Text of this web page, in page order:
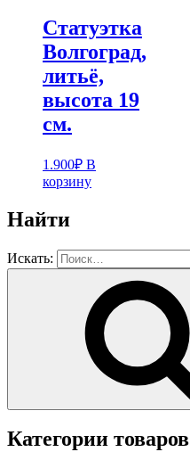
Статуэтка
Волгоград,
литьё,
высота 19
см.
1.900₽ В
корзину
Найти
Искать:
Категории товаров